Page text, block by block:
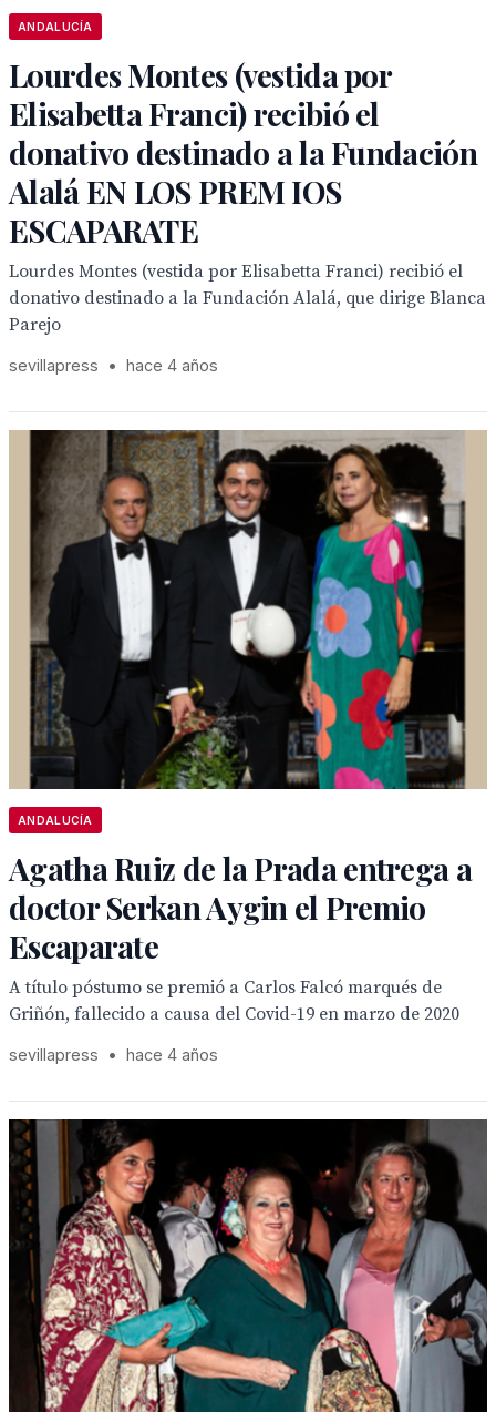
ANDALUCÍA
Lourdes Montes (vestida por
Elisabetta Franci) recibió el
donativo destinado a la Fundación
Alalá EN LOS PREM IOS
ESCAPARATE
Lourdes Montes (vestida por Elisabetta Franci) recibió el
donativo destinado a la Fundación Alalá, que dirige Blanca
Parejo
sevillapress • hace 4 años
ANDALUCÍA
Agatha Ruiz de la Prada entrega a
doctor Serkan Aygin el Premio
Escaparate
A título póstumo se premió a Carlos Falcó marqués de
Griñón, fallecido a causa del Covid-19 en marzo de 2020
sevillapress • hace 4 años